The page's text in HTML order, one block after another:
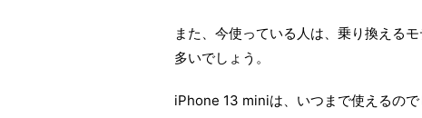
また、今使っている人は、乗り換える
多いでしょう。
iPhone 13 miniは、いつまで使えるので